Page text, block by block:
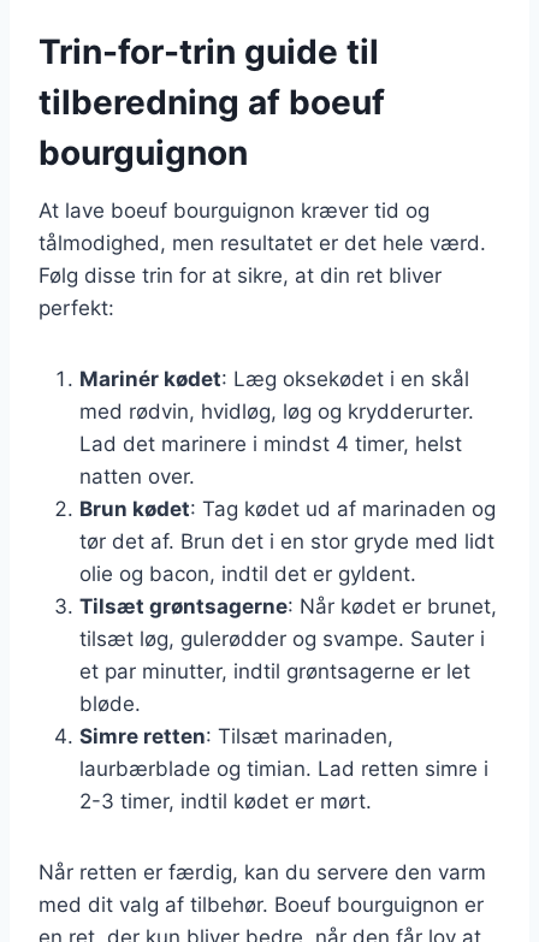
Trin-for-trin guide til
tilberedning af boeuf
bourguignon
At lave boeuf bourguignon kræver tid og
tålmodighed, men resultatet er det hele værd.
Følg disse trin for at sikre, at din ret bliver
perfekt:
Marinér kødet: Læg oksekødet i en skål
med rødvin, hvidløg, løg og krydderurter.
Lad det marinere i mindst 4 timer, helst
natten over.
Brun kødet: Tag kødet ud af marinaden og
tør det af. Brun det i en stor gryde med lidt
olie og bacon, indtil det er gyldent.
Tilsæt grøntsagerne: Når kødet er brunet,
tilsæt løg, gulerødder og svampe. Sauter i
et par minutter, indtil grøntsagerne er let
bløde.
Simre retten: Tilsæt marinaden,
laurbærblade og timian. Lad retten simre i
2-3 timer, indtil kødet er mørt.
Når retten er færdig, kan du servere den varm
med dit valg af tilbehør. Boeuf bourguignon er
en ret, der kun bliver bedre, når den får lov at